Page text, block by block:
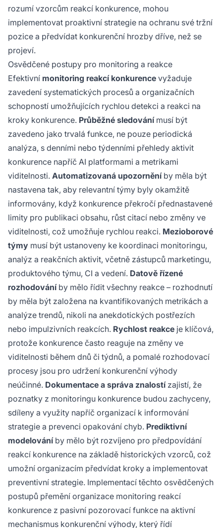
rozumí vzorcům reakcí konkurence, mohou
implementovat proaktivní strategie na ochranu své tržní
pozice a předvídat konkurenční hrozby dříve, než se
projeví.
Osvědčené postupy pro monitoring a reakce
Efektivní monitoring reakcí konkurence vyžaduje
zavedení systematických procesů a organizačních
schopností umožňujících rychlou detekci a reakci na
kroky konkurence. Průběžné sledovánímusí být
zavedeno jako trvalá funkce, ne pouze periodická
analýza, s denními nebo týdenními přehledy aktivit
konkurence napříč AI platformami a metrikami
viditelnosti. Automatizovaná upozorněníby měla být
nastavena tak, aby relevantní týmy byly okamžitě
informovány, když konkurence překročí přednastavené
limity pro publikaci obsahu, růst citací nebo změny ve
viditelnosti, což umožňuje rychlou reakci. Mezioborové
týmy musí být ustanoveny ke koordinaci monitoringu,
analýz a reakčních aktivit, včetně zástupců marketingu,
produktového týmu, CI a vedení. Datově řízené
rozhodováníby mělo řídit všechny reakce – rozhodnutí
by měla být založena na kvantifikovaných metrikách a
analýze trendů, nikoli na anekdotických postřezích
nebo impulzivních reakcích. Rychlost reakce je klíčová,
protože konkurence často reaguje na změny ve
viditelnosti během dnů či týdnů, a pomalé rozhodovací
procesy jsou pro udržení konkurenční výhody
neúčinné. Dokumentace a správa znalostízajistí, že
poznatky z monitoringu konkurence budou zachyceny,
sdíleny a využity napříč organizací k informování
strategie a prevenci opakování chyb. Prediktivní
modelováníby mělo být rozvíjeno pro předpovídání
reakcí konkurence na základě historických vzorců, což
umožní organizacím předvídat kroky a implementovat
preventivní strategie. Implementací těchto osvědčených
postupů přemění organizace monitoring reakcí
konkurence z pasivní pozorovací funkce na aktivní
mechanismus konkurenční výhody, který řídí